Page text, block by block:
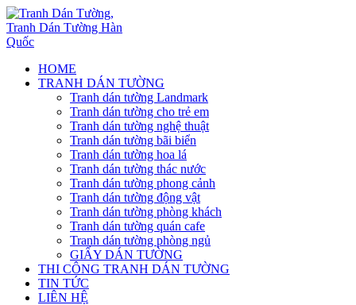
HOME
TRANH DÁN TƯỜNG
Tranh dán tường Landmark
Tranh dán tường cho trẻ em
Tranh dán tường nghệ thuật
Tranh dán tường bãi biển
Tranh dán tường hoa lá
Tranh dán tường thác nước
Tranh dán tường phong cảnh
Tranh dán tường động vật
Tranh dán tường phòng khách
Tranh dán tường quán cafe
Tranh dán tường phòng ngủ
GIẤY DÁN TƯỜNG
THI CÔNG TRANH DÁN TƯỜNG
TIN TỨC
LIÊN HỆ